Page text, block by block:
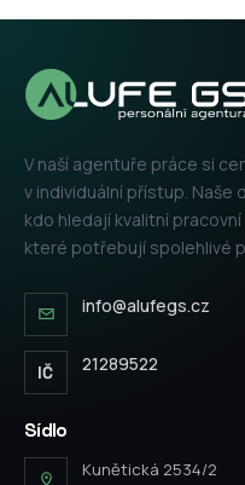
V naší agentuře práce si
v individuální přístup. Naše
kdo hledají kvalitní
které potřebují spolehlivé
info@alufegs.cz
IČ 21289522
Sídlo
Kunětická 2534/2